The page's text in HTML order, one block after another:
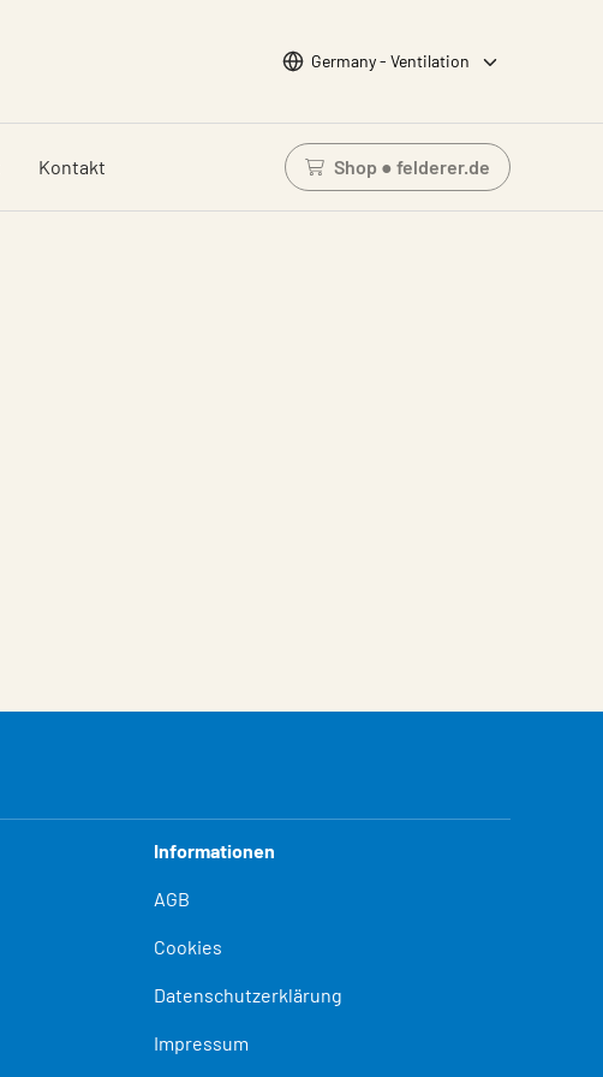
Wähle Sprache
Germany - Ventilation
Kontakt Shop ● felderer.de
Einloggen um den
Informationen
AGB
Cookies
Datenschutzerklärung
Impressum